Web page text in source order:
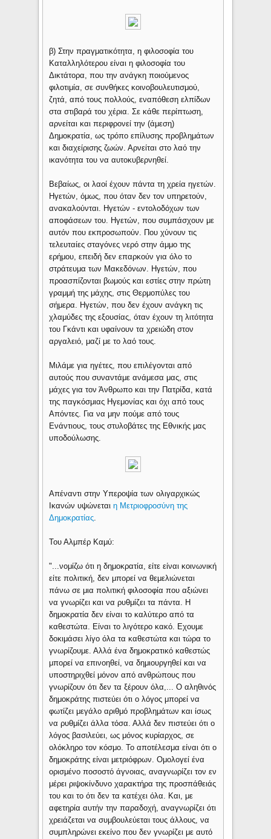
β) Στην πραγματικότητα, η φιλοσοφία του
Καταλληλότερου είναι η φιλοσοφία του
Δικτάτορα, που την ανάγκη ποιούμενος
φιλοτιμία, σε συνθήκες κοινοβουλευτισμού,
ζητά, από τους πολλούς, εναπόθεση ελπίδων
στα στιβαρά του χέρια. Σε κάθε περίπτωση,
αρνείται και περιφρονεί την (άμεση)
Δημοκρατία, ως τρόπο επίλυσης προβλημάτων
και διαχείρισης ζωών. Αρνείται στο λαό την
ικανότητα του να αυτοκυβερνηθεί.
Βεβαίως, οι λαοί έχουν πάντα τη χρεία ηγετών.
Ηγετών, όμως, που όταν δεν τον υπηρετούν,
ανακαλούνται. Ηγετών - εντολοδόχων των
αποφάσεων του. Ηγετών, που συμπάσχουν με
αυτόν που εκπροσωπούν. Που χύνουν τις
τελευταίες σταγόνες νερό στην άμμο της
ερήμου, επειδή δεν επαρκούν για όλο το
στράτευμα των Μακεδόνων. Ηγετών, που
προασπίζονται βωμούς και εστίες στην πρώτη
γραμμή της μάχης, στις Θερμοπύλες του
σήμερα. Ηγετών, που δεν έχουν ανάγκη τις
χλαμύδες της εξουσίας, όταν έχουν τη λιτότητα
του Γκάντι και υφαίνουν τα χρειώδη στον
αργαλειό, μαζί με το λαό τους.
Μιλάμε για ηγέτες, που επιλέγονται από
αυτούς που συναντάμε ανάμεσα μας, στις
μάχες για τον Άνθρωπο και την Πατρίδα, κατά
της παγκόσμιας Ηγεμονίας και όχι από τους
Απόντες. Για να μην πούμε από τους
Ενάντιους, τους στυλοβάτες της Εθνικής μας
υποδούλωσης.
Απέναντι στην Υπεροψία των ολιγαρχικώς
Ικανών υψώνεταιη Μετριοφροσύνη της
Δημοκρατίας.
Του Αλμπέρ Καμύ:
"...νομίζω ότι η δημοκρατία, είτε είναι κοινωνική
είτε πολιτική, δεν μπορεί να θεμελιώνεται
πάνω σε μια πολιτική φιλοσοφία που αξιώνει
να γνωρίζει και να ρυθμίζει τα πάντα. Η
δημοκρατία δεν είναι το καλύτερο από τα
καθεστώτα. Είναι το λιγότερο κακό. Εχουμε
δοκιμάσει λίγο όλα τα καθεστώτα και τώρα το
γνωρίζουμε. Αλλά ένα δημοκρατικό καθεστώς
μπορεί να επινοηθεί, να δημιουργηθεί και να
υποστηριχθεί μόνον από ανθρώπους που
γνωρίζουν ότι δεν τα ξέρουν όλα,... Ο αληθινός
δημοκράτης πιστεύει ότι ο λόγος μπορεί να
φωτίζει μεγάλο αριθμό προβλημάτων και ίσως
να ρυθμίζει άλλα τόσα. Αλλά δεν πιστεύει ότι ο
λόγος βασιλεύει, ως μόνος κυρίαρχος, σε
ολόκληρο τον κόσμο. Το αποτέλεσμα είναι ότι ο
δημοκράτης είναι μετριόφρων. Ομολογεί ένα
ορισμένο ποσοστό άγνοιας, αναγνωρίζει τον εν
μέρει ριψοκίνδυνο χαρακτήρα της προσπάθειάς
του και το ότι δεν τα κατέχει όλα. Και, με
αφετηρία αυτήν την παραδοχή, αναγνωρίζει ότι
χρειάζεται να συμβουλεύεται τους άλλους, να
συμπληρώνει εκείνο που δεν γνωρίζει με αυτό